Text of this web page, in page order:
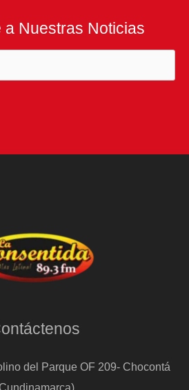
a Nuestras Noticias
del Parque OF 209- Chocontá